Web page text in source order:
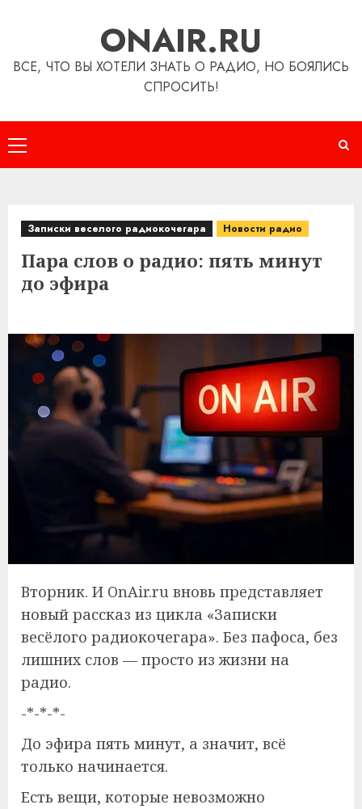
ONAIR.RU
ВСЕ, ЧТО ВЫ ХОТЕЛИ ЗНАТЬ О РАДИО, НО БОЯЛИСЬ
СПРОСИТЬ!
Основное
меню
Записки веселого радиокочегара Новости радио
Пара слов о радио: пять минут
до эфира
Вторник. И OnAir.ru вновь представляет
новый рассказ из цикла «Записки
весёлого радиокочегара». Без пафоса, без
лишних слов — просто из жизни на
радио.
-*-*-*-
До эфира пять минут, а значит, всё
только начинается.
Есть вещи, которые невозможно